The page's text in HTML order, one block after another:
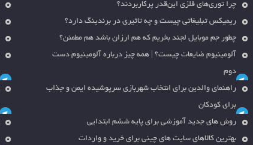
چرا توری‌های فلزی این‌قدر پرکاربردند؟
ریمیکس تبلیغاتی چیست و چه تاثیری در برندینگ دارد؟
چطور جم موبایل لجند بخریم که هم ارزان باشد هم مطمئن؟
آلومینیوم ضایعات چیست؟ | همه چیز درباره آلومینیوم دست
دوم
راهنمای والدین برای انتخاب شهربازی سرپوشیده ایمن و جذاب
برای کودکان
روش های جدید آموزشی برای پایه ششم ابتدایی
بهترین کالاهای سایت های چینی برای خرید و واردات